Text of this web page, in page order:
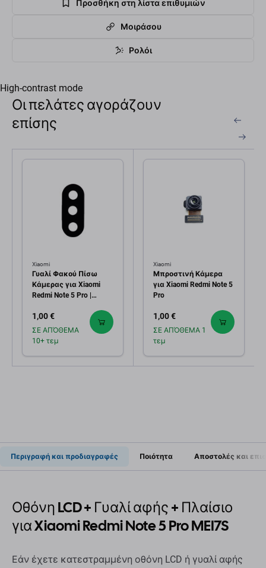
Προσθήκη στη λίστα επιθυμιών
Μοιράσου
Ρολόι
High-contrast mode
Οι πελάτες αγοράζουν
επίσης
Xiaomi
Γυαλί Φακού Πίσω
Κάμερας για Xiaomi
Redmi Note 5 Pro |
1,00 €
ΣΕ ΑΠΌΘΕΜΑ
10+ τεμ
Xiaomi
Μπροστινή Κάμερα
για Xiaomi Redmi Note 5
Pro
1,00 €
ΣΕ ΑΠΌΘΕΜΑ 1
τεμ
Περιγραφή και προδιαγραφές Ποιότητα Αποστολές και
Οθόνη LCD + Γυαλί αφής + Πλαίσιο
για Xiaomi Redmi Note 5 Pro MEI7S
Εάν έχετε κατεστραμμένη οθόνη LCD ή γυαλί αφής